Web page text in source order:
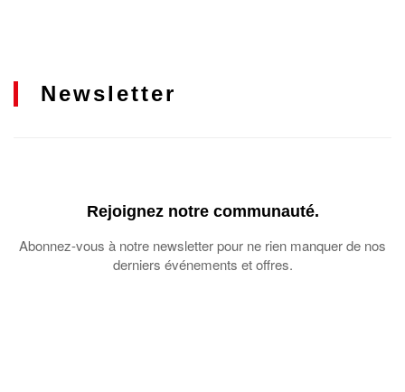
Newsletter
Rejoignez notre communauté.
Abonnez-vous à notre newsletter pour ne rien manquer de nos
derniers événements et offres.